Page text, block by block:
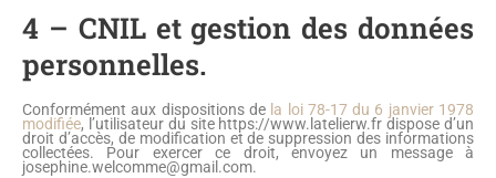
4 – CNIL et gestion des données
personnelles.
Conformément aux dispositions de la loi 78-17 du 6 janvier 1978
modifiée, l’utilisateur du site https://www.latelierw.fr dispose d’un
droit d’accès, de modification et de suppression des informations
collectées. Pour exercer ce droit, envoyez un message à
josephine.welcomme@gmail.com.